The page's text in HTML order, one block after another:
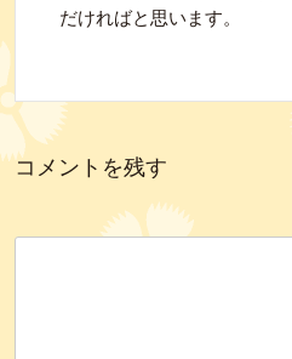
だければと思います。
コメントを残す